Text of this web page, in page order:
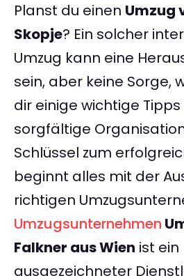
Planst du einen Umzug
Skopje? Ein solcher
Umzug kann eine
sein, aber keine Sorge,
dir einige wichtige Tipps
sorgfältige
Schlüssel zum
beginnt alles mit der
richtigen
Umzugsunternehmen
Falkner aus Wien ist ein
ausgezeichneter